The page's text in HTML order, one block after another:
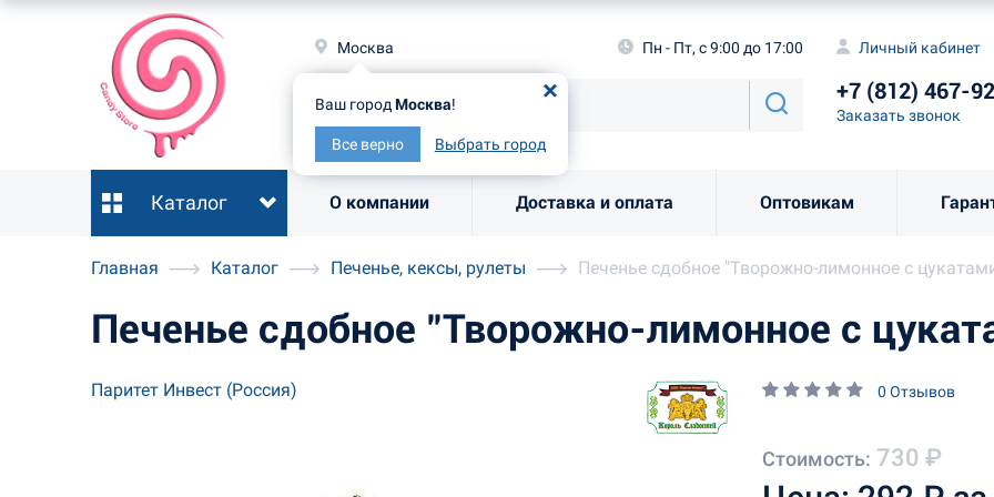
Москва
Ваш город Москва!
Все верно Выбрать город
Пн - Пт, с 9:00 до 17:00 Личный кабинет
+7 (812) 467-
Заказать звонок
Каталог О компании Доставка и оплата Оптовикам
Ваш городМосква
Все верно
Заказать
Главная Каталог Печенье, кексы, рулеты Печенье сдобное "Творожно-лимонное с
Печенье сдобное "Творожно-лимонное с
Паритет Инвест (Россия) 0 Отзывов
Стоимость: 730 ₽